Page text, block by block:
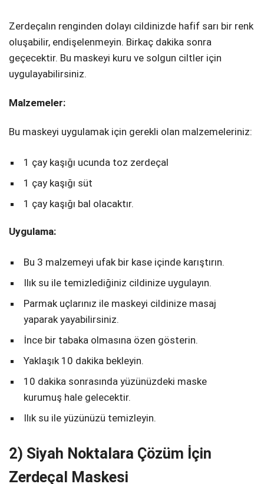
Zerdeçalın renginden dolayı cildinizde hafif sarı bir renk
oluşabilir, endişelenmeyin. Birkaç dakika sonra
geçecektir. Bu maskeyi kuru ve solgun ciltler için
uygulayabilirsiniz.
Malzemeler:
Bu maskeyi uygulamak için gerekli olan malzemeleriniz:
1 çay kaşığı ucunda toz zerdeçal
1 çay kaşığı süt
1 çay kaşığı bal olacaktır.
Uygulama:
Bu 3 malzemeyi ufak bir kase içinde karıştırın.
Ilık su ile temizlediğiniz cildinize uygulayın.
Parmak uçlarınız ile maskeyi cildinize masaj
yaparak yayabilirsiniz.
İnce bir tabaka olmasına özen gösterin.
Yaklaşık 10 dakika bekleyin.
10 dakika sonrasında yüzünüzdeki maske
kurumuş hale gelecektir.
Ilık su ile yüzünüzü temizleyin.
2) Siyah Noktalara Çözüm İçin
Zerdeçal Maskesi